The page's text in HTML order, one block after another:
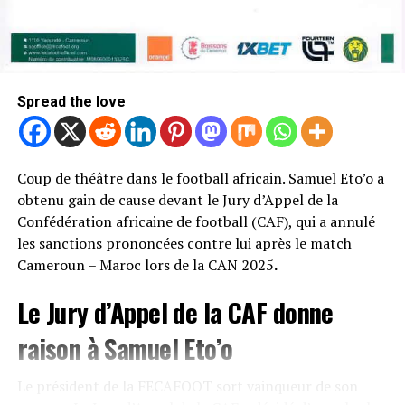
Spread the love
Coup de théâtre dans le football africain. Samuel Eto’o a
obtenu gain de cause devant le Jury d’Appel de la
Confédération africaine de football (CAF), qui a annulé
les sanctions prononcées contre lui après le match
Cameroun – Maroc lors de la CAN 2025.
Le Jury d’Appel de la CAF donne
raison à Samuel Eto’o